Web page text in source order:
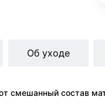
смешанный состав
Об уходе